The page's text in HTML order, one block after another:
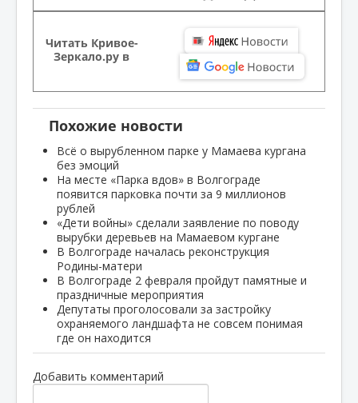
Читать Кривое-
Зеркало.ру в
Похожие новости
Всё о вырубленном парке у Мамаева кургана
без эмоций
На месте «Парка вдов» в Волгограде
появится парковка почти за 9 миллионов
рублей
«Дети войны» сделали заявление по поводу
вырубки деревьев на Мамаевом кургане
В Волгограде началась реконструкция
Родины-матери
В Волгограде 2 февраля пройдут памятные и
праздничные мероприятия
Депутаты проголосовали за застройку
охраняемого ландшафта не совсем понимая
где он находится
Добавить комментарий